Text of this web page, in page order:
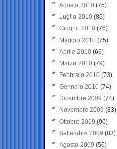
Agosto 2010 (75)
Luglio 2010 (86)
Giugno 2010 (76)
Maggio 2010 (75)
Aprile 2010 (66)
Marzo 2010 (79)
Febbraio 2010 (73)
Gennaio 2010 (74)
Dicembre 2009 (74)
Novembre 2009 (83)
Ottobre 2009 (90)
Settembre 2009 (83)
Agosto 2009 (56)